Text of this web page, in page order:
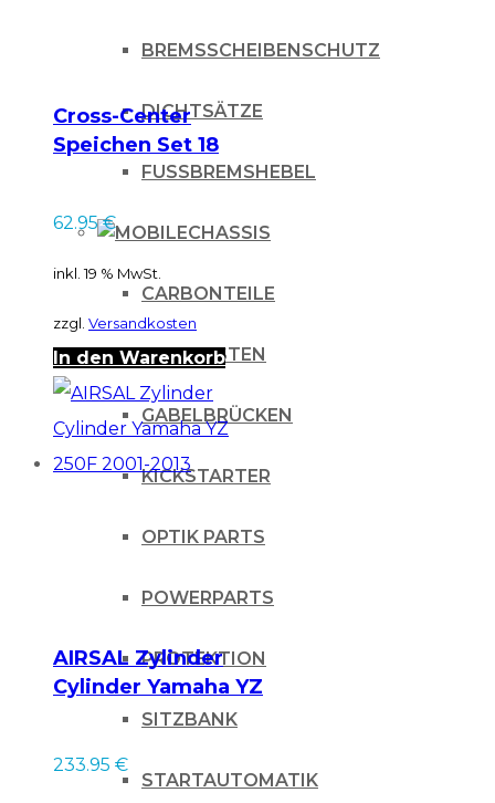
BREMSSCHEIBENSCHUTZ
DICHTSÄTZE
FUSSBREMSHEBEL
CHASSIS
CARBONTEILE
FUSSRASTEN
GABELBRÜCKEN
KICKSTARTER
OPTIK PARTS
POWERPARTS
PROTEKTION
SITZBANK
STARTAUTOMATIK
Cross-Center
Speichen Set 18
Kawasaki KX 125-
62.95€
inkl. 19 % MwSt.
zzgl. Versandkosten
In den Warenkorb
AIRSAL Zylinder
Cylinder Yamaha YZ
250F 2001-2013
233.95 €